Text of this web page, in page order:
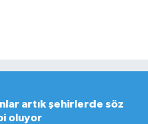
artık şehirlerde söz
oluyor